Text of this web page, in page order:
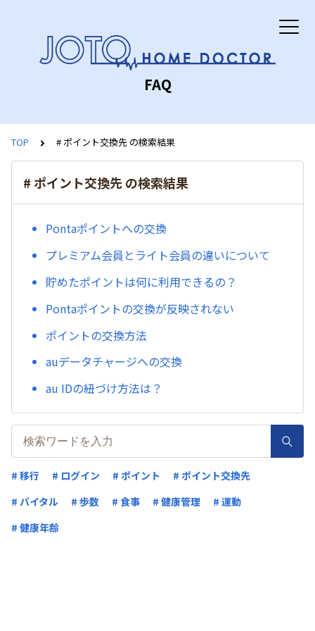
FAQ
TOP # ポイント交換先 の検索結果
# ポイント交換先 の検索結果
Pontaポイントへの交換
プレミアム会員とライト会員の違いについて
貯めたポイントは何に利用できるの？
Pontaポイントの交換が反映されない
ポイントの交換方法
auデータチャージへの交換
au IDの紐づけ方法は？
# 移行 # ログイン # ポイント
# ポイント交換先
# バイタル
# 歩数 # 食事 # 健康管理
# 運動
# 健康年齢